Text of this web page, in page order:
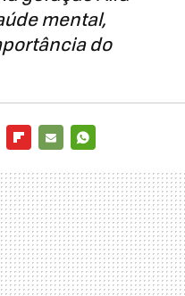
mental,
do
MAIL